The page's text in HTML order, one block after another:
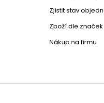
Zjistit stav
Zboží dle
Nákup na firmu